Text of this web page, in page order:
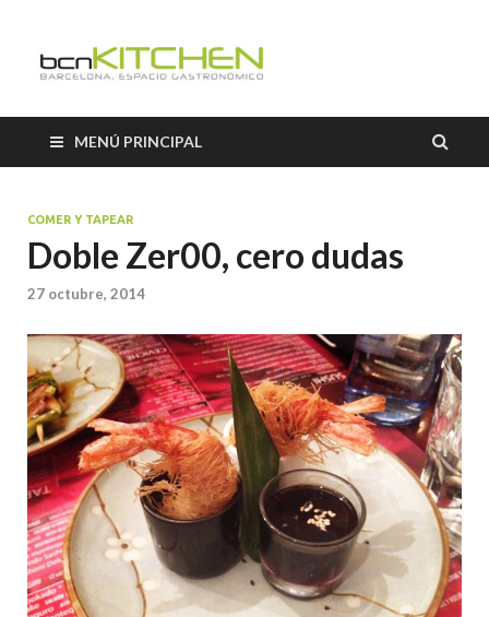
MENÚ PRINCIPAL
COMER Y TAPEAR
Doble Zer00, cero dudas
27 octubre, 2014